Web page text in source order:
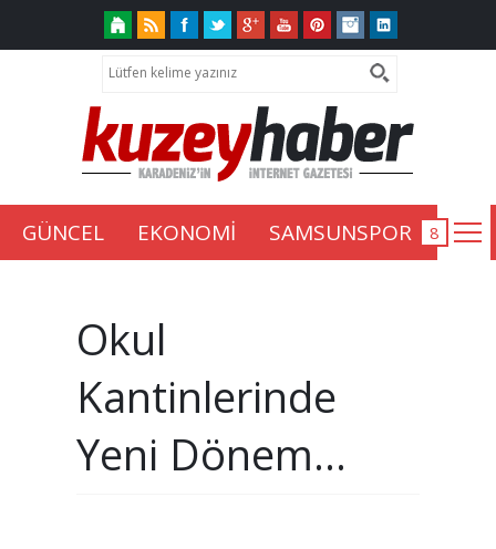
GÜNCEL EKONOMİ SAMSUNSPOR
Okul
Kantinlerinde
Yeni Dönem...